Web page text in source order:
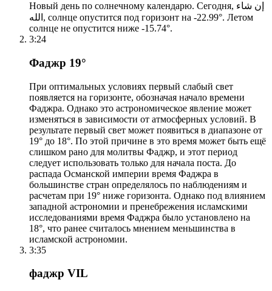
Новый день по солнечному календарю. Сегодня, إن شاء
الله, солнце опустится под горизонт на -22.99°. Летом
солнце не опустится ниже -15.74°.
3:24
Фаджр 19°
При оптимальных условиях первый слабый свет
появляется на горизонте, обозначая начало времени
Фаджра. Однако это астрономическое явление может
изменяться в зависимости от атмосферных условий. В
результате первый свет может появиться в диапазоне от
19° до 18°. По этой причине в это время может быть ещё
слишком рано для молитвы Фаджр, и этот период
следует использовать только для начала поста. До
распада Османской империи время Фаджра в
большинстве стран определялось по наблюдениям и
расчетам при 19° ниже горизонта. Однако под влиянием
западной астрономии и пренебрежения исламскими
исследованиями время Фаджра было установлено на
18°, что ранее считалось мнением меньшинства в
исламской астрономии.
3:35
фаджр VIL